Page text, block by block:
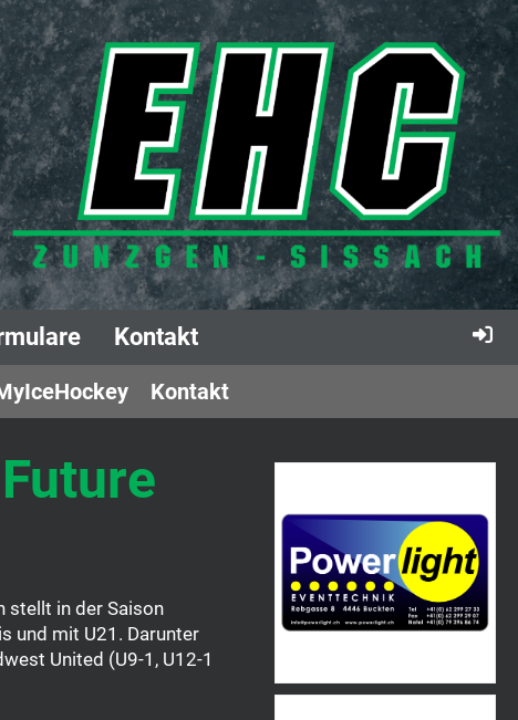
Kontakt
Kontakt
stellt in der Saison
und mit U21. Darunter
United (U9-1, U12-1